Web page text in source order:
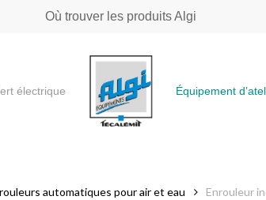
Où trouver les produits Algi
électrique Équipement
automatiques pour air et eau Enrouleur